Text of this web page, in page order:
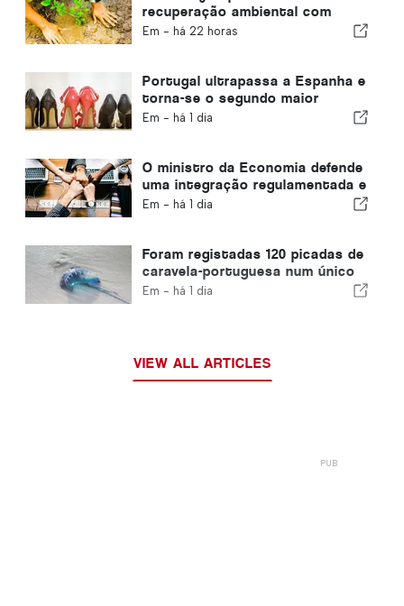
recuperação ambiental com
fundos europeus
Em - há 22 horas
Portugal ultrapassa a Espanha e
torna-se o segundo maior
produtor de calçado da Europa
Em - há 1 dia
O ministro da Economia defende
uma integração regulamentada e
garante um canal acelerado para
Em - há 1 dia
Foram registadas 120 picadas de
caravela-portuguesa num único
dia
Em - há 1 dia
VIEW ALL ARTICLES